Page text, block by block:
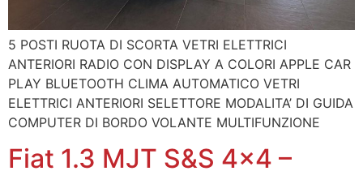
5 POSTI RUOTA DI SCORTA VETRI ELETTRICI
ANTERIORI RADIO CON DISPLAY A COLORI APPLE CAR
PLAY BLUETOOTH CLIMA AUTOMATICO VETRI
ELETTRICI ANTERIORI SELETTORE MODALITA’ DI GUIDA
COMPUTER DI BORDO VOLANTE MULTIFUNZIONE
Fiat 1.3 MJT S&S 4×4 –